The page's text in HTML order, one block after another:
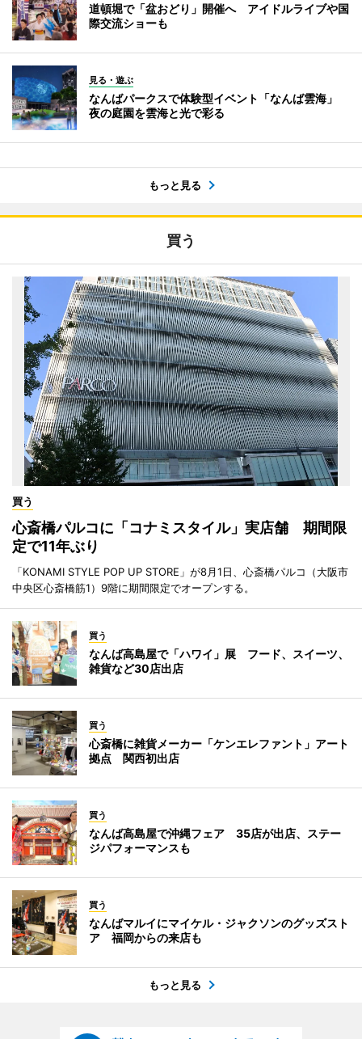
道頓堀で「盆おどり」開催へ アイドルライブや国
際交流ショーも
見る・遊ぶ
なんばパークスで体験型イベント「なんば雲海」
夜の庭園を雲海と光で彩る
もっと見る
買う
買う
心斎橋パルコに「コナミスタイル」実店舗 期間限
定で11年ぶり
「KONAMI STYLE POP UP STORE」が8月1日、心斎橋パルコ（大阪市
中央区心斎橋筋1）9階に期間限定でオープンする。
買う
なんば高島屋で「ハワイ」展 フード、スイーツ、
雑貨など30店出店
買う
心斎橋に雑貨メーカー「ケンエレファント」アート
拠点 関西初出店
買う
なんば高島屋で沖縄フェア 35店が出店、ステー
ジパフォーマンスも
買う
なんばマルイにマイケル・ジャクソンのグッズスト
ア 福岡からの来店も
もっと見る